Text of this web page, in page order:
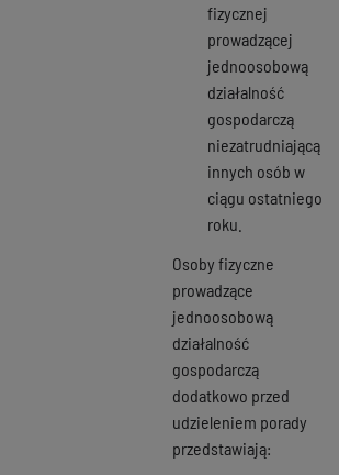
fizycznej
prowadzącej
jednoosobową
działalność
gospodarczą
niezatrudniającą
innych osób w
ciągu ostatniego
roku.
Osoby fizyczne
prowadzące
jednoosobową
działalność
gospodarczą
dodatkowo przed
udzieleniem porady
przedstawiają: